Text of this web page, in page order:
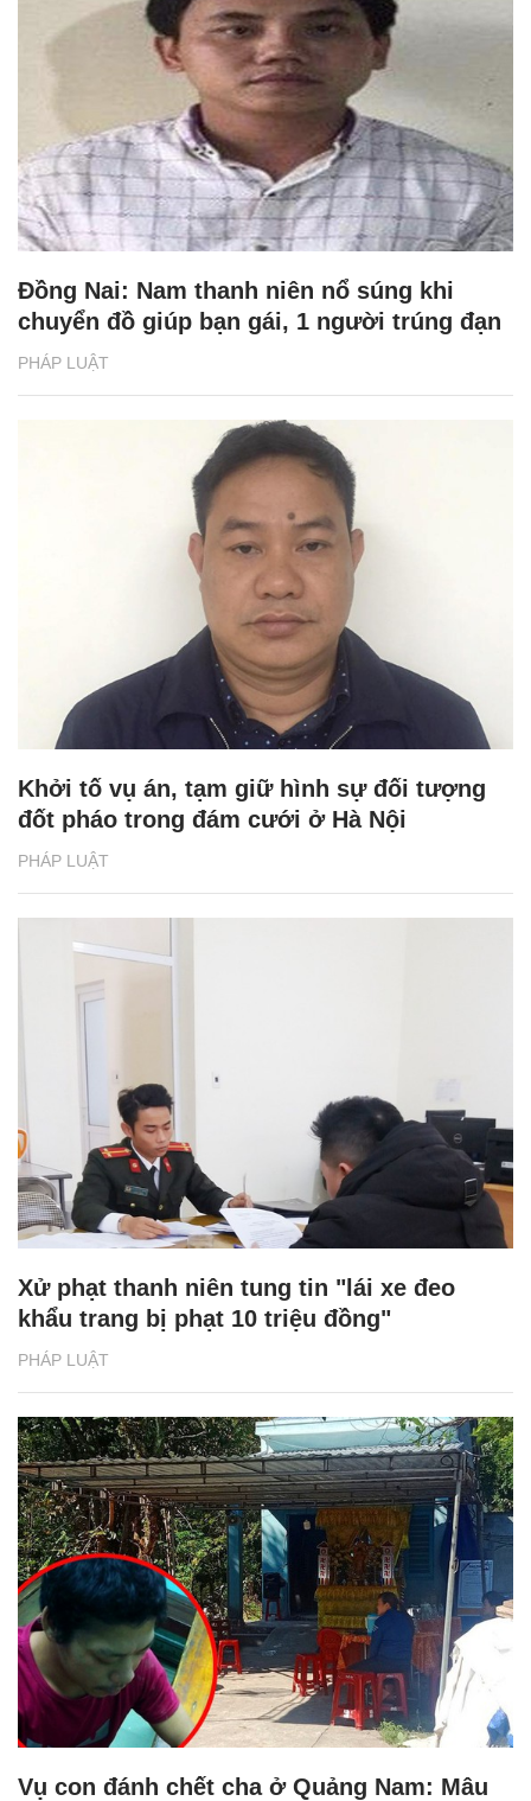
PHÁP LUẬT
Đồng Nai: Nam thanh niên nổ súng khi
chuyển đồ giúp bạn gái, 1 người trúng đạn
PHÁP LUẬT
Khởi tố vụ án, tạm giữ hình sự đối tượng
đốt pháo trong đám cưới ở Hà Nội
PHÁP LUẬT
Xử phạt thanh niên tung tin "lái xe đeo
khẩu trang bị phạt 10 triệu đồng"
Vụ con đánh chết cha ở Quảng Nam: Mâu